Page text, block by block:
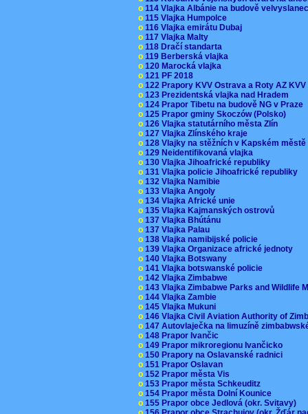
o 114 Vlajka Albánie na budově
o 115 Vlajka Humpolce
o 116 Vlajka emirátu Dubaj
o 117 Vlajka Malty
o 118 Dračí standarta
o 119 Berberská vlajka
o 120 Marocká vlajka
o 121 PF 2018
o 122 Prapory KVV Ostrava a Roty AZ
o 123 Prezidentská vlajka nad Hradem
o 124 Prapor Tibetu na budově NG v Praze
o 125 Prapor gminy Skoczów (Polsko)
o 126 Vlajka statutárního města Zlín
o 127 Vlajka Zlínského kraje
o 128 Vlajky na stěžních v Kapském
o 129 Neidentifikovaná vlajka
o 130 Vlajka Jihoafrické republiky
o 131 Vlajka policie Jihoafrické republiky
o 132 Vlajka Namibie
o 133 Vlajka Angoly
o 134 Vlajka Africké unie
o 135 Vlajka Kajmanských ostrovů
o 137 Vlajka Bhútánu
o 137 Vlajka Palau
o 138 Vlajka namibijské policie
o 139 Vlajka Organizace africké jednoty
o 140 Vlajka Botswany
o 141 Vlajka botswanské policie
o 142 Vlajka Zimbabwe
o 143 Vlajka Zimbabwe Parks and Wildlife
o 144 Vlajka Zambie
o 145 Vlajka Mukuni
o 146 Vlajka Civil Aviation Authority of
o 147 Autovlaječka na limuzíně
o 148 Prapor Ivančic
o 149 Prapor mikroregionu Ivančicko
o 150 Prapory na Oslavanské radnici
o 151 Prapor Oslavan
o 152 Prapor města Vis
o 153 Prapor města Schkeuditz
o 154 Prapor města Dolní Kounice
o 155 Prapor obce Jedlová (okr. Svitavy)